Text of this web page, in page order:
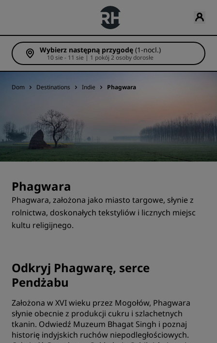
Wybierz następną przygodę (1-nocl.)
10 sie - 11 sie | 1 pokój 2 osoby dorosłe
Dom Destinations Indie Phagwara
Phagwara
Phagwara, założona jako miasto targowe, słynie z
rolnictwa, doskonałych tekstyliów i licznych miejsc
kultu religijnego.
Odkryj Phagwarę, serce
Pendżabu
Założona w XVI wieku przez Mogołów, Phagwara
słynie obecnie z produkcji cukru i szlachetnych
tkanin. Odwiedź Muzeum Bhagat Singh i poznaj
historię indyjskich ruchów niepodległościowych.